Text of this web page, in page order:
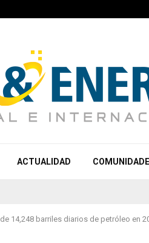
ACTUALIDAD
14,248 barriles diarios de petróleo en